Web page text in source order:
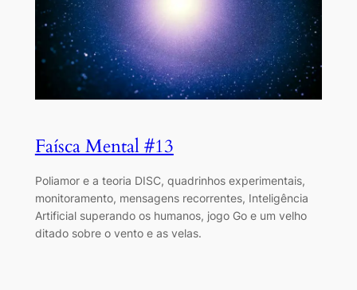
Faísca Mental #13
Poliamor e a teoria DISC, quadrinhos experimentais,
monitoramento, mensagens recorrentes, Inteligência
Artificial superando os humanos, jogo Go e um velho
ditado sobre o vento e as velas.